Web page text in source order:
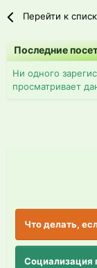
Перейти к
Последние
Ни одного
просматривает
Что делать,
Социализация